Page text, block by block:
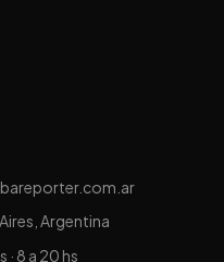
Argentina
· 8 a 20 hs